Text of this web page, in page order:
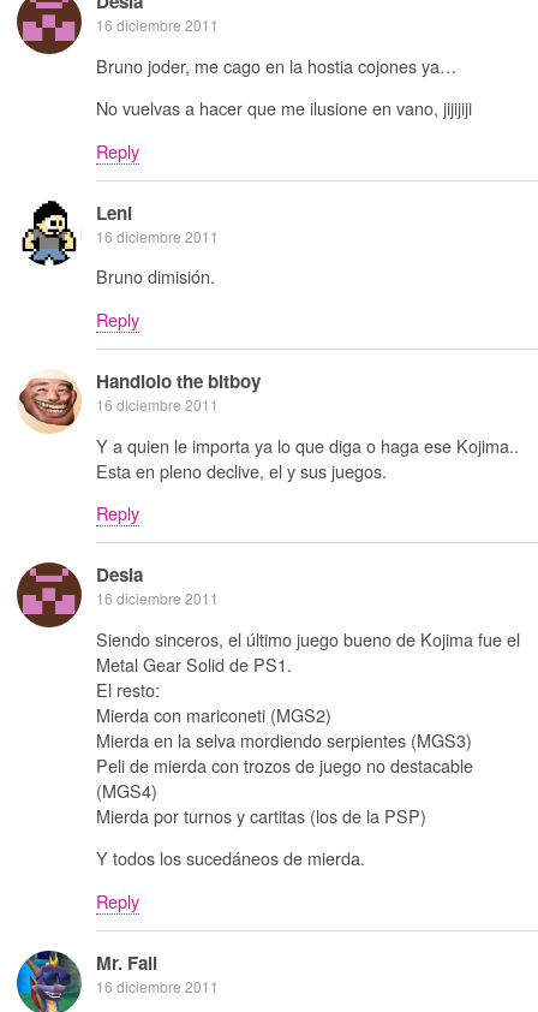
16 diciembre 2011
Bruno joder, me cago en la hostia cojones ya…
No vuelvas a hacer que me ilusione en vano, jijijiji
Reply
Leni
16 diciembre 2011
Bruno dimisión.
Reply
Handlolo the bitboy
16 diciembre 2011
Y a quien le importa ya lo que diga o haga ese Kojima..
Esta en pleno declive, el y sus juegos.
Reply
Desia
16 diciembre 2011
Siendo sinceros, el último juego bueno de Kojima fue el
Metal Gear Solid de PS1.
El resto:
Mierda con mariconeti (MGS2)
Mierda en la selva mordiendo serpientes (MGS3)
Peli de mierda con trozos de juego no destacable
(MGS4)
Mierda por turnos y cartitas (los de la PSP)
Y todos los sucedáneos de mierda.
Reply
Mr. Fail
16 diciembre 2011